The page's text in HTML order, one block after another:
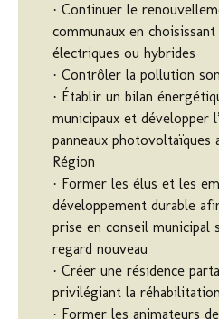
· Continuer le
communaux en
électriques ou hybrides
· Contrôler la pollution
· Établir un bilan
municipaux et développer
panneaux photovoltaïques
Région
· Former les élus et les
développement durable
prise en conseil municipal
regard nouveau
· Créer une résidence
privilégiant la
· Former les animateurs